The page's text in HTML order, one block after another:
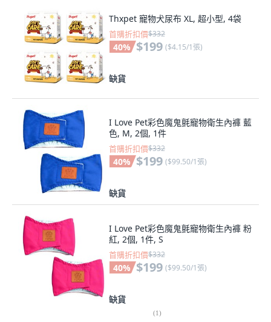
Thxpet 寵物犬尿布 XL, 超小型, 4袋
首購折扣價$332
40% $199 ($4.15/1張)
缺貨
I Love Pet彩色魔鬼氈寵物衛生內褲 藍
色, M, 2個, 1件
首購折扣價$332
40% $199 ($99.50/1張)
缺貨
I Love Pet彩色魔鬼氈寵物衛生內褲 粉
紅, 2個, 1件, S
首購折扣價$332
40% $199 ($99.50/1張)
缺貨
(1)